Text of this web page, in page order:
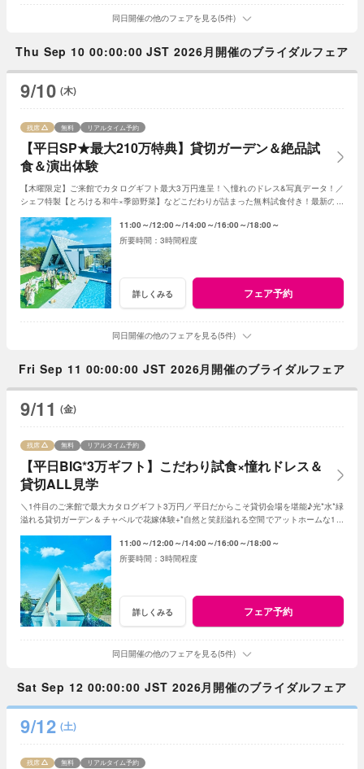
同日開催の他のフェアを見る(5件)
Thu Sep 10 00:00:00 JST 2026月開催のブライダルフェア
9/10 (木)
【平日SP★最大210万特典】貸切ガーデン＆絶品試
食＆演出体験
残席 無料 リアルタイム予約
【木曜限定】ご来館でカタログギフト最大3万円進呈！＼憧れのドレス&写真データ！／
シェフ特製【とろける和牛×季節野菜】などこだわりが詰まった無料試食付き！最新のマ
11:00～ 12:00～ 14:00～ 16:00～ 18:00～
3時間程度
詳しくみる フェア予約
同日開催の他のフェアを見る(5件)
Fri Sep 11 00:00:00 JST 2026月開催のブライダルフェア
9/11 (金)
【平日BIG*3万ギフト】こだわり試食×憧れドレス＆
貸切ALL見学
残席 無料 リアルタイム予約
＼1件目のご来館で最大カタログギフト3万円／平日だからこそ貸切会場を堪能♪光*水*緑
溢れる貸切ガーデン＆チャペルで花嫁体験+*自然と笑顔溢れる空間でアットホームな1日
11:00～ 12:00～ 14:00～ 16:00～ 18:00～
3時間程度
詳しくみる フェア予約
同日開催の他のフェアを見る(5件)
Sat Sep 12 00:00:00 JST 2026月開催のブライダルフェア
9/12 (土)
残席 無料 リアルタイム予約